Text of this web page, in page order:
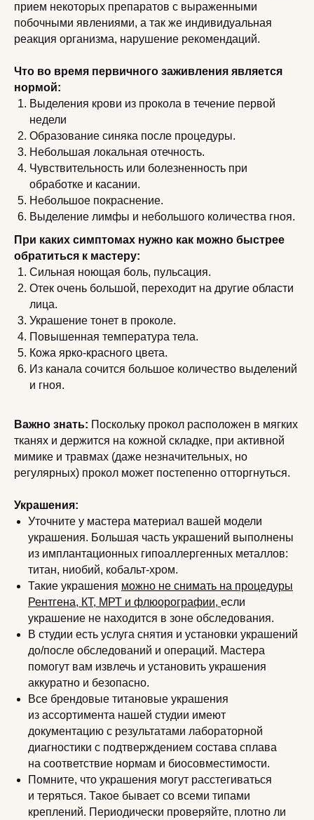
прием некоторых препаратов с выраженными
побочными явлениями, а так же индивидуальная
реакция организма, нарушение рекомендаций.
Что во время первичного заживления является
нормой:
Выделения крови из прокола в течение первой
недели
Образование синяка после процедуры.
Небольшая локальная отечность.
Чувствительность или болезненность при
обработке и касании.
Небольшое покраснение.
Выделение лимфы и небольшого количества гноя.
При каких симптомах нужно как можно быстрее
обратиться к мастеру:
Сильная ноющая боль, пульсация.
Отек очень большой, переходит на другие области
лица.
Украшение тонет в проколе.
Повышенная температура тела.
Кожа ярко-красного цвета.
Из канала сочится большое количество выделений
и гноя.
Важно знать: Поскольку прокол расположен в мягких
тканях и держится на кожной складке, при активной
мимике и травмах (даже незначительных, но
регулярных) прокол может постепенно отторгнуться.
Украшения:
Уточните у мастера материал вашей модели
украшения. Большая часть украшений выполнены
из имплантационных гипоаллергенных металлов:
титан, ниобий, кобальт-хром.
Такие украшения можно не снимать на процедуры
Рентгена, КТ, МРТ и флюорографии, если
украшение не находится в зоне обследования.
В студии есть услуга снятия и установки украшений
до/после обследований и операций. Мастера
помогут вам извлечь и установить украшения
аккуратно и безопасно.
Все брендовые титановые украшения
из ассортимента нашей студии имеют
документацию с результатами лабораторной
диагностики с подтверждением состава сплава
на соответствие нормам и биосовместимости.
Помните, что украшения могут расстегиваться
и теряться. Такое бывает со всеми типами
креплений. Периодически проверяйте, плотно ли